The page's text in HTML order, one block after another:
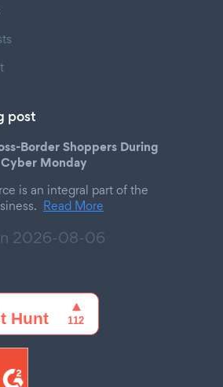
post
Border Shoppers During
Monday
is an integral part of the
Read More
2026-08-06